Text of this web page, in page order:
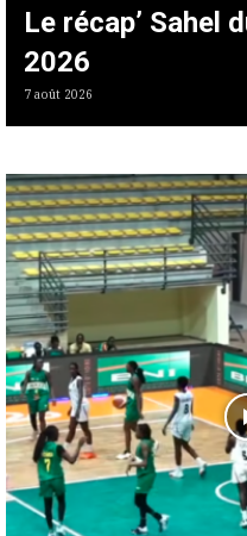
Le récap’ Sahel
2026
7 août 2026